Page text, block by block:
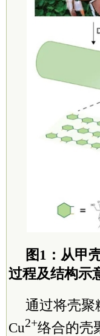
图1：从甲
过程及结构示
通过将壳聚
Cu2+络合的壳